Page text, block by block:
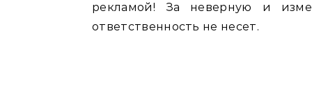
рекламой! За неверную и
ответственность не несет.